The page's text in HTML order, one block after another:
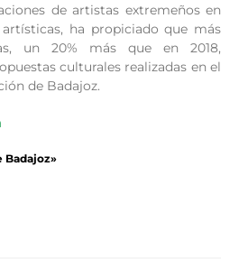
de artistas extremeños en
ha propiciado que más
un 20% más que en 2018,
culturales realizadas en el
de Badajoz.
Badajoz»